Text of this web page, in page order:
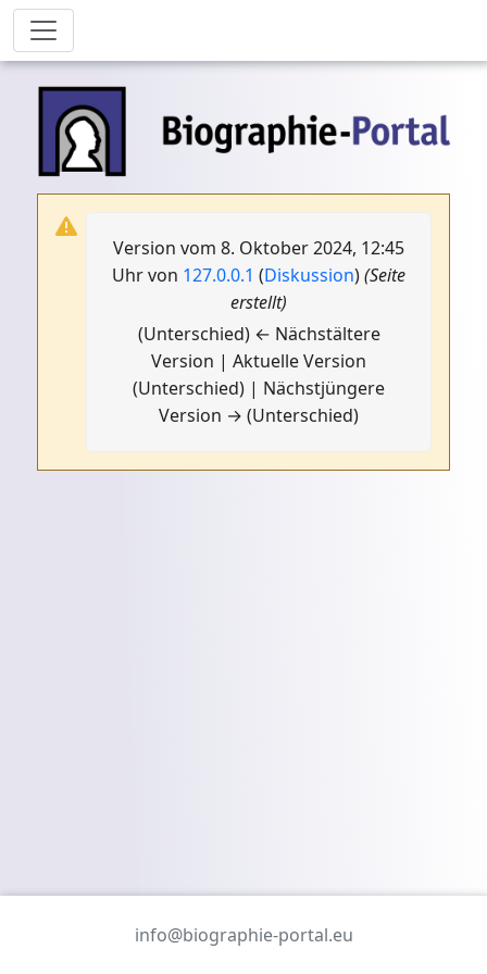
Version vom 8. Oktober 2024, 12:45
Uhr von 127.0.0.1 (Diskussion)(Seite
erstellt)
(Unterschied) ← Nächstältere
Version | Aktuelle Version
(Unterschied) | Nächstjüngere
Version → (Unterschied)
info@biographie-portal.eu